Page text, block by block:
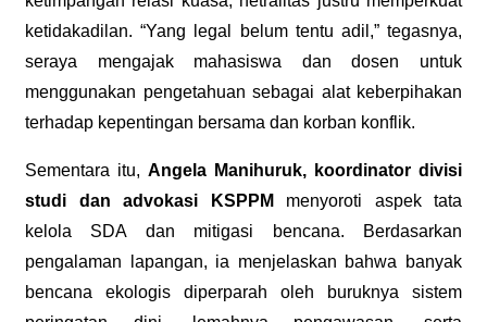
ketidakadilan. “Yang legal belum tentu adil,” tegasnya,
seraya mengajak mahasiswa dan dosen untuk
menggunakan pengetahuan sebagai alat keberpihakan
terhadap kepentingan bersama dan korban konflik.
Sementara itu, Angela Manihuruk, koordinator divisi
studi dan advokasi KSPPM menyoroti aspek tata
kelola SDA dan mitigasi bencana. Berdasarkan
pengalaman lapangan, ia menjelaskan bahwa banyak
bencana ekologis diperparah oleh buruknya sistem